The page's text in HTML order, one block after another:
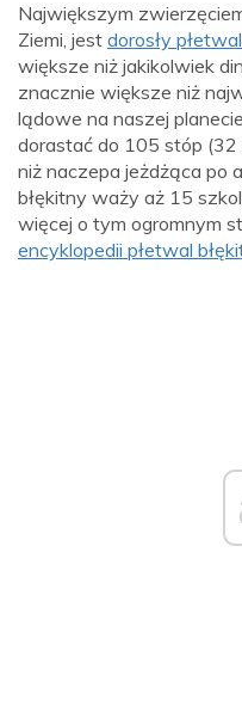
Największym
Ziemi, jest dorosły
większe niż jakikolwiek
znacznie większe niż
lądowe na naszej
dorastać do 105 stóp (32
niż naczepa jeżdżąca po
błękitny waży aż 15
więcej o tym ogromnym
encyklopedii płetwal